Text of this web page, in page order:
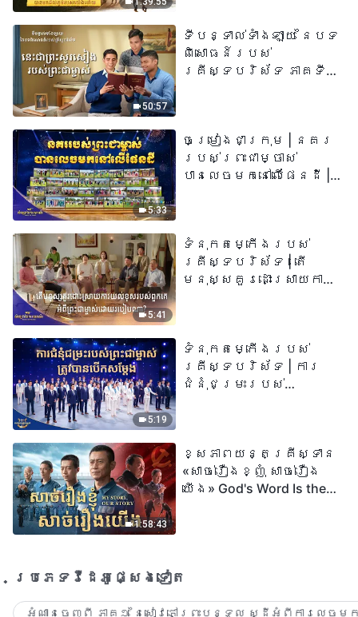
50:57
ទីបន្ទាល់ទាំងឡាយ នៃបទ
ពិសោធន៍របស់
គ្រីស្ទបរិស័ទ ភាគទី
5:33
ចម្រៀងជាក្រុម | នគរ
របស់ព្រះជាម្ចាស់
បានលេចមកនៅលើផែនដី |
5:41
ទំនុកតម្កើង​របស់​
គ្រីស្ទបរិស័ទ​ | តើ
មនុស្សគួរដោះស្រាយការ
២០២៦
5:19
ទំនុកតម្កើង​របស់​
គ្រីស្ទបរិស័ទ | ការ
ជំនុំជម្រះរបស់
1:58:43
ខ្សែភាពយន្តគ្រីស្ទាន
«សាច់រឿងខ្ញុំ សាច់រឿង
យើង» God's Word Is the
ប្រភេទ​វីដេអូ​ផ្សេង​ទៀត​
អំណានចេញពី ភាគ១ នៃសៀវភៅព្រះបន្ទូល ស្ដីអំពីការលេច